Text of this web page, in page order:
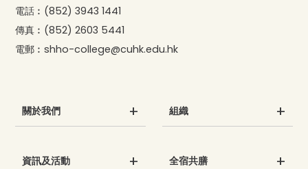
電話︰ (852) 3943 1441
傳真︰ (852) 2603 5441
電郵︰shho-college@cuhk.edu.hk
關於我們 組織
資訊及活動 全宿共膳